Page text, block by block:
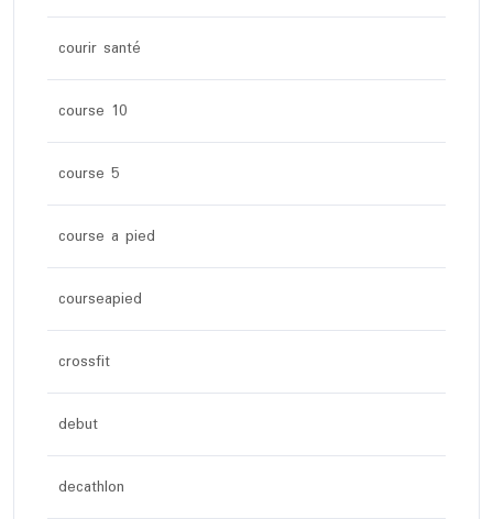
courir santé
course 10
course 5
course a pied
courseapied
crossfit
debut
decathlon